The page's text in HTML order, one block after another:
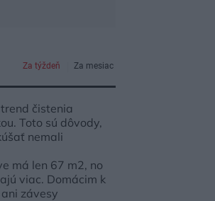
Za týždeň Za mesiac
čistenia
Toto sú dôvody,
nemali
má len 67 m2, no
viac. Domácim k
závesy